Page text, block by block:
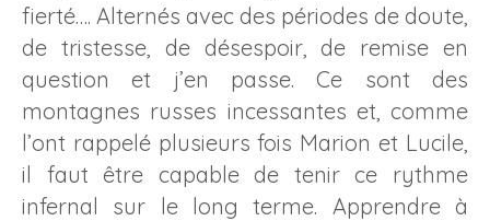
fierté…. Alternés avec des périodes de doute,
de tristesse, de désespoir, de remise en
question et j’en passe. Ce sont des
montagnes russes incessantes et, comme
l’ont rappelé plusieurs fois Marion et Lucile,
il faut être capable de tenir ce rythme
infernal sur le long terme. Apprendre à